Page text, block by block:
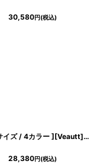
30,580円(税込)
[ XS-Mサイズ / 4カラー ][Veautt]ワンショルダー・シアー・メッシュ・スリット・タイト・ミディアムドレス《送料＆代引き手数料無料》
28,380円(税込)